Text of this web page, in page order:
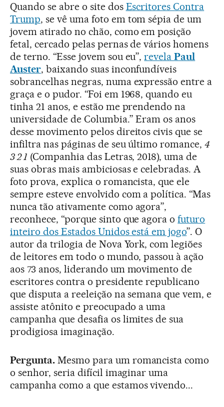
Quando se abre o site dos Escritores Contra
Trump, se vê uma foto em tom sépia de um
jovem atirado no chão, como em posição
fetal, cercado pelas pernas de vários homens
de terno. “Esse jovem sou eu”,revelaPaul
Auster, baixando suas inconfundíveis
sobrancelhas negras, numa expressão entre a
graça e o pudor. “Foi em 1968, quando eu
tinha 21 anos, e estão me prendendo na
universidade de Columbia.” Eram os anos
desse movimento pelos direitos civis que se
infiltra nas páginas de seu último romance,4
3 2 1 (Companhia das Letras, 2018), uma de
suas obras mais ambiciosas e celebradas. A
foto prova, explica o romancista, que ele
sempre esteve envolvido com a política. “Mas
nunca tão ativamente como agora”,
reconhece, “porque sinto que agora ofuturo
inteiro dos Estados Unidos está em jogo”. O
autor da trilogia de Nova York, com legiões
de leitores em todo o mundo, passou à ação
aos 73 anos, liderando um movimento de
escritores contra o presidente republicano
que disputa a reeleição na semana que vem, e
assiste atônito e preocupado a uma
campanha que desafia os limites de sua
prodigiosa imaginação.
Pergunta.Mesmo para um romancista como
o senhor, seria difícil imaginar uma
campanha como a que estamos vivendo...